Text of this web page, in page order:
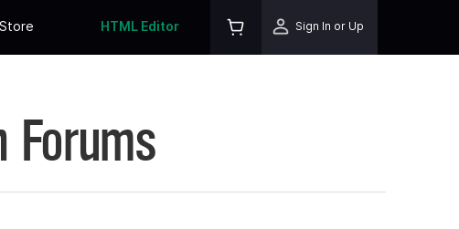
Store HTML Editor Sign In or Up
Forums